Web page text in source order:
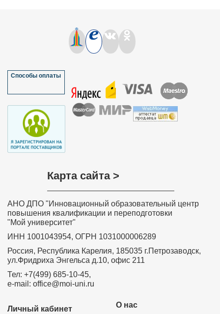
Способы оплаты
Карта сайта >
АНО ДПО "Инновационный образовательный центр
повышения квалификации и переподготовки
"Мой университет"
ИНН 1001043954, ОГРН 1031000006289
Россия, Республика Карелия, 185035 г.Петрозаводск,
ул.Фридриха Энгельса д.10, офис 211
Тел: +7(499) 685-10-45,
e-mail: office@moi-uni.ru
О нас
Личный кабинет